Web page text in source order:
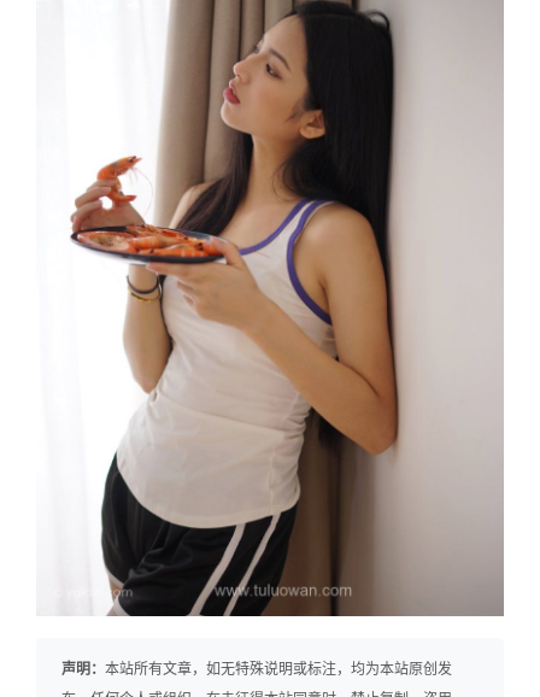
声明： 本站所有文章，如无特殊说明或标注，均为本站原创发